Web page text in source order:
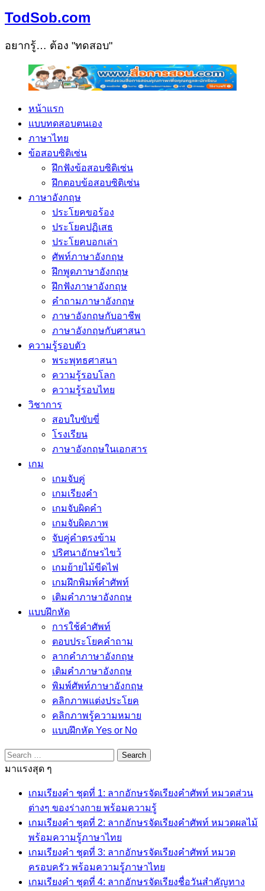
TodSob.com
อยากรู้… ต้อง "ทดสอบ"
หน้าแรก
แบบทดสอบตนเอง
ภาษาไทย
ข้อสอบซิติเซ่น
ฝึกฟังข้อสอบซิติเซ่น
ฝึกตอบข้อสอบซิติเซ่น
ภาษาอังกฤษ
ประโยคขอร้อง
ประโยคปฏิเสธ
ประโยคบอกเล่า
ศัพท์ภาษาอังกฤษ
ฝึกพูดภาษาอังกฤษ
ฝึกฟังภาษาอังกฤษ
คำถามภาษาอังกฤษ
ภาษาอังกฤษกับอาชีพ
ภาษาอังกฤษกับศาสนา
ความรู้รอบตัว
พระพุทธศาสนา
ความรู้รอบโลก
ความรู้รอบไทย
วิชาการ
สอบใบขับขี่
โรงเรียน
ภาษาอังกฤษในเอกสาร
เกม
เกมจับคู่
เกมเรียงคำ
เกมจับผิดคำ
เกมจับผิดภาพ
จับคู่คำตรงข้าม
ปริศนาอักษรไขว้
เกมย้ายไม้ขีดไฟ
เกมฝึกพิมพ์คำศัพท์
เติมคำภาษาอังกฤษ
แบบฝึกหัด
การใช้คำศัพท์
ตอบประโยคคำถาม
ลากคำภาษาอังกฤษ
เติมคำภาษาอังกฤษ
พิมพ์ศัพท์ภาษาอังกฤษ
คลิกภาพแต่งประโยค
คลิกภาพรู้ความหมาย
แบบฝึกหัด Yes or No
Search
for:
มาแรงสุด ๆ
เกมเรียงคำ ชุดที่ 1: ลากอักษรจัดเรียงคำศัพท์ หมวดส่วน
ต่างๆ ของร่างกาย พร้อมความรู้
เกมเรียงคำ ชุดที่ 2: ลากอักษรจัดเรียงคำศัพท์ หมวดผลไม้
พร้อมความรู้ภาษาไทย
เกมเรียงคำ ชุดที่ 3: ลากอักษรจัดเรียงคำศัพท์ หมวด
ครอบครัว พร้อมความรู้ภาษาไทย
เกมเรียงคำ ชุดที่ 4: ลากอักษรจัดเรียงชื่อวันสำคัญทาง